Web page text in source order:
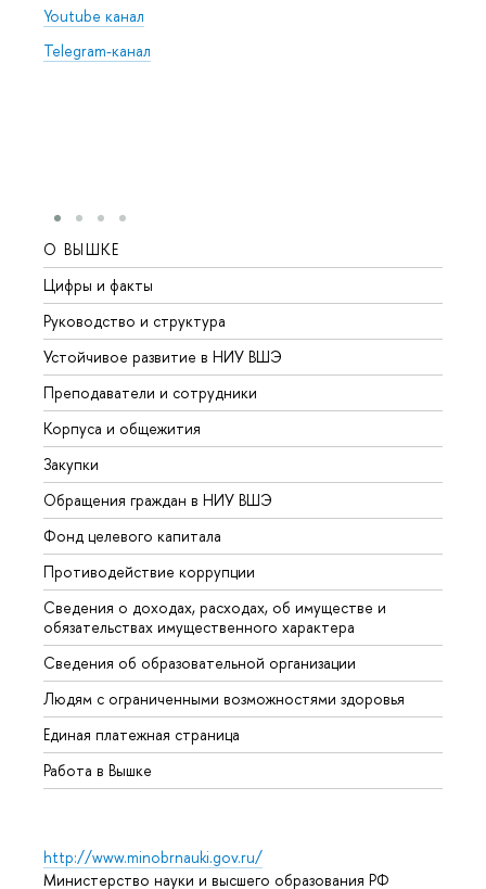
Youtube канал
Telegram-канал
О ВЫШКЕ
Цифры и факты
Руководство и структура
Устойчивое развитие в НИУ ВШЭ
Преподаватели и сотрудники
Корпуса и общежития
Закупки
Обращения граждан в НИУ ВШЭ
Фонд целевого капитала
Противодействие коррупции
Сведения о доходах, расходах, об имуществе и
обязательствах имущественного характера
Сведения об образовательной организации
Людям с ограниченными возможностями здоровья
Единая платежная страница
Работа в Вышке
http://www.minobrnauki.gov.ru/
Министерство науки и высшего образования РФ